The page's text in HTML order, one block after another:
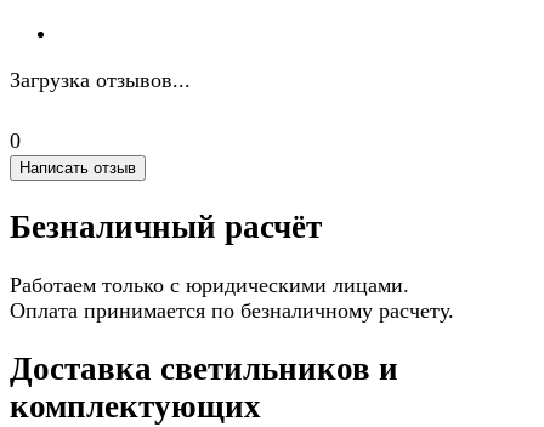
Загрузка отзывов...
0
Написать отзыв
Безналичный расчёт
Работаем только с юридическими лицами.
Оплата принимается по безналичному расчету.
Доставка светильников и
комплектующих